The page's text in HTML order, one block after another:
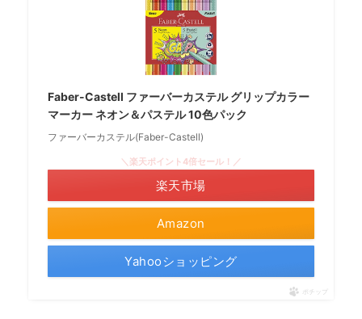
Faber-Castell ファーバーカステル グリップカラー
マーカー ネオン＆パステル 10色パック
ファーバーカステル(Faber-Castell)
Amazon
＼楽天ポイント4倍セール！／
楽天市場
Yahooショッピング
ポチップ